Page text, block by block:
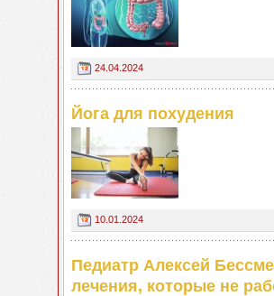
24.04.2024
Йога для похудения
10.01.2024
Педиатр Алексей
лечения, которые не